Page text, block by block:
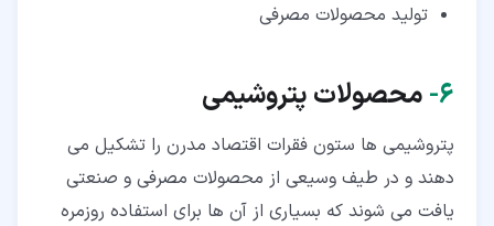
تولید محصولات مصرفی
۶‏- محصولات پتروشیمی
پتروشیمی ها ستون فقرات اقتصاد مدرن را تشکیل می
دهند و در طیف وسیعی از محصولات مصرفی و صنعتی
یافت می شوند که بسیاری از آن ها برای استفاده روزمره